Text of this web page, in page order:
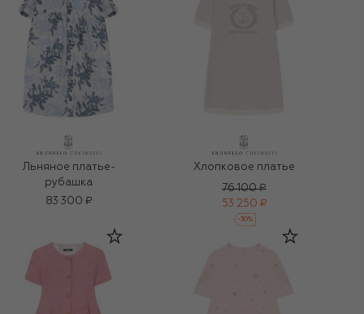
Льняное платье-
рубашка
83 300 ₽
Хлопковое платье
76 100 ₽
53 250 ₽
-30%